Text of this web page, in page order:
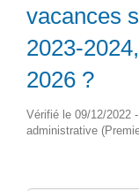
vacances
2023-
2026 ?
Vérifié le 09/12/2022
administrative